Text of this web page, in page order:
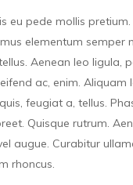
eu pede mollis
elementum semper
Aenean leo ligula,
ac, enim. Aliquam
feugiat a, tellus.
Quisque rutrum.
augue. Curabitur
rhoncus.